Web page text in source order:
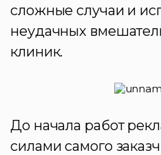
сложные случаи и
неудачных
клиник.
До начала работ
силами самого